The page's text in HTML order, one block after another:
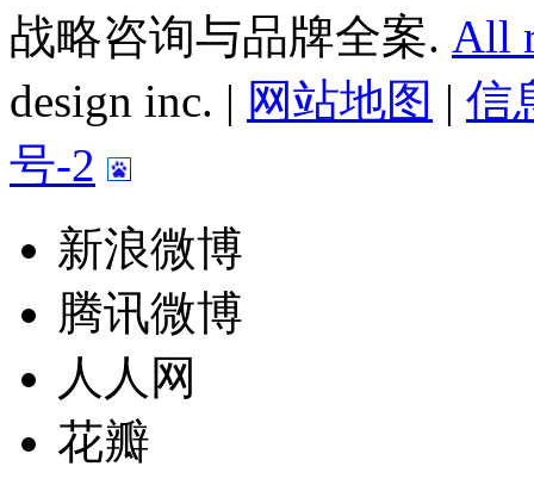
战略咨询与品牌全案. All
design inc. | 网站地图 | 信
号-2
新浪微博
腾讯微博
人人网
花瓣